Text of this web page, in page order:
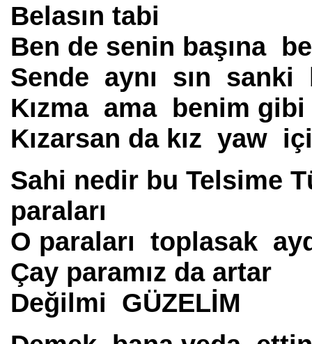
Belasın tabi
Ben de senin başına
Sende aynı sın sanki
Kızma ama benim
Kızarsan da kız yaw
Sahi nedir bu Telsime
paraları
O paraları toplasak
Çay paramız da artar
Değilmi GÜZELİM